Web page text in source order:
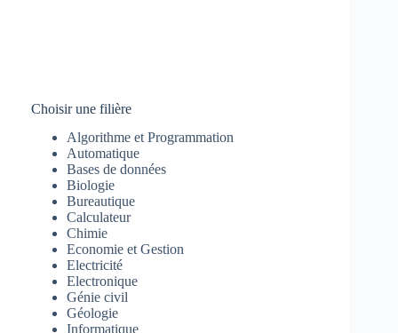
Choisir une filière
Algorithme et Programmation
Automatique
Bases de données
Biologie
Bureautique
Calculateur
Chimie
Economie et Gestion
Electricité
Electronique
Génie civil
Géologie
Informatique